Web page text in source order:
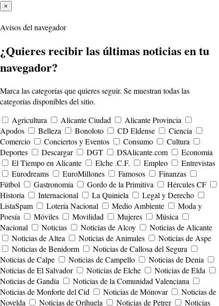
×
Avisos del navegador
¿Quieres recibir las últimas noticias en tu
navegador?
Marca las categorías que quieres seguir. Se muestran todas las
categorías disponibles del sitio.
Agricultura
Alicante Ciudad
Alicante Provincia
Apodos
Belleza Bonoloto CD Eldense
Ciencia
Comercio
Conciertos y Eventos Consumo
Cultura
Deportes
Descargar DGT DSAlicante.com
Economía
El Tiempo en Alicante
Elche .C.F. Empleo
Entrevistas
Eurodreams
EuroMillones Famosos
Finanzas
Fútbol
Gastronomía Gordo de la Primitiva
Hércules CF
Historia
Internacional La Quiniela
Legal y Derecho
ListaSpam
Lotería Nacional Medio Ambiente
Moda y
Poesía
Móviles Movilidad Mujeres
Música
Nacional
Noticias Noticias de Alcoy
Noticias de Alicante
Noticias de Altea
Noticias de Animales
Noticias de Aspe
Noticias de Benidorm
Noticias de Callosa del Segura
Noticias de Calpe
Noticias de Campello
Noticias de Denia
Noticias de El Salvador
Noticias de Elche
Noticias de Elda
Noticias de Gandía
Noticias de la Comunidad Valenciana
Noticias de Monforte del Cid
Noticias de Mónovar
Noticias de
Novelda
Noticias de Orihuela Noticias de Petrer Noticias